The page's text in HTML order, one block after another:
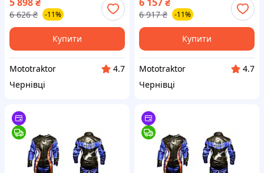
6 626 ₴ -11%
Купити
Mototraktor
4.7
Чернівці
6 917 ₴ -11%
Купити
Mototraktor
4.7
Чернівці